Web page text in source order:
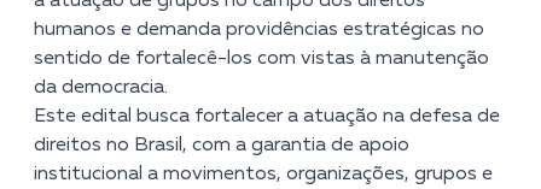
humanos e demanda providências estratégicas no
sentido de fortalecê-los com vistas à manutenção
da democracia.
Este edital busca fortalecer a atuação na defesa de
direitos no Brasil, com a garantia de apoio
institucional a movimentos, organizações, grupos e